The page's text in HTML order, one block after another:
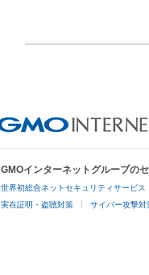
GMOインターネットグループの
世界初総合ネットセキュリティサービス
実在証明・盗聴対策 サイバー攻撃対